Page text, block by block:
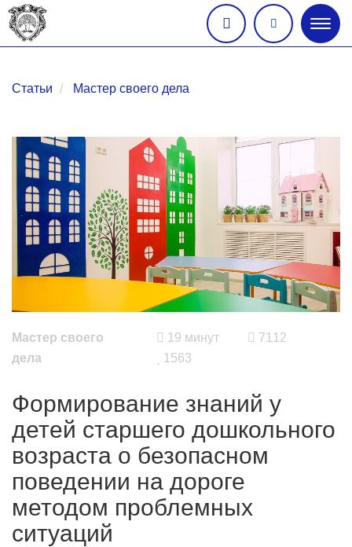
меню
Статьи Мастер своего дела
Мастер своего
дела
19 минут
7112
1563
Формирование знаний у
детей старшего дошкольного
возраста о безопасном
поведении на дороге
методом проблемных
ситуаций